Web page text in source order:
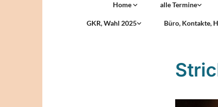
Home alle Termine
GKR, Wahl 2025 Büro, Kontakte,